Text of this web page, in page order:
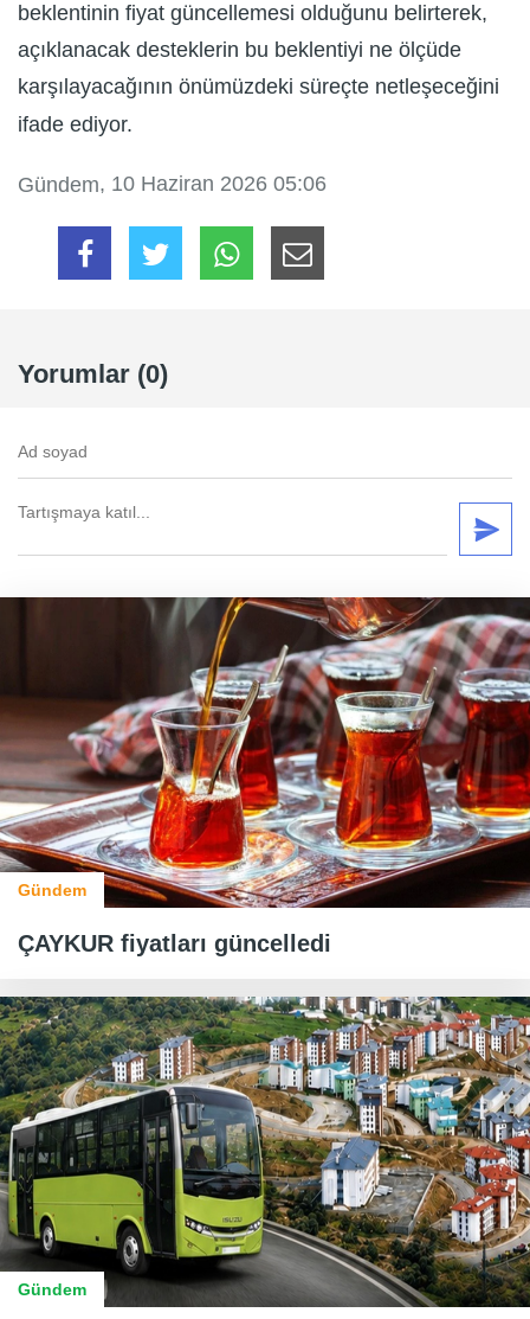
beklentinin fiyat güncellemesi olduğunu belirterek,
açıklanacak desteklerin bu beklentiyi ne ölçüde
karşılayacağının önümüzdeki süreçte netleşeceğini
ifade ediyor.
Gündem, 10 Haziran 2026 05:06
Yorumlar (0)
Gündem
ÇAYKUR fiyatları güncelledi
Gündem